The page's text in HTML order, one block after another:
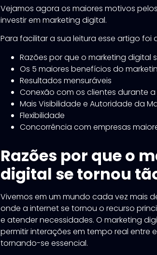
Vejamos agora os maiores motivos
investir em marketing digital.
Para facilitar a sua leitura esse artigo foi
Razões por que o marketing
Os 5 maiores benefícios do
Resultados mensuráveis
Conexão com os clientes durante
Mais Visibilidade e Autoridade da
Flexibilidade
Concorrência com empresas
Razões por que o
digital se tornou
Vivemos em um mundo cada vez mais
onde a internet se tornou o recurso
e atender necessidades. O marketing
permitir interações em tempo real entre
tornando-se essencial.